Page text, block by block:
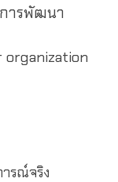
ารพัฒนา
ารณ์จริง